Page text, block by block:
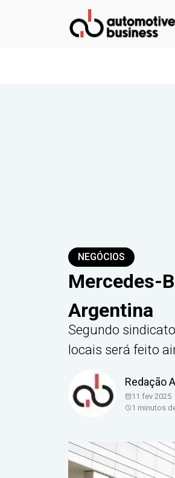
NEGÓCIOS
Mercedes-
Argentina
Segundo
locais será feito
Redação
11 fev 2025
1 minutos